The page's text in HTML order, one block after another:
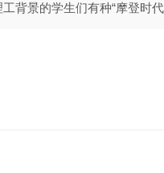
背景的学生们有种“摩登时